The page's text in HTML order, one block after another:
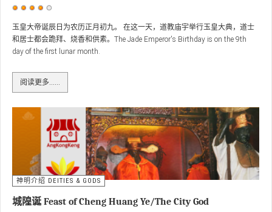
用
户
评
价： 4/ 5
玉皇大帝诞辰日为农历正月初九。 在这一天，道教庙宇举行玉皇大典，道士
和居士都会跪拜、烧香和供素。The Jade Emperor's Birthday is on the 9th
day of the first lunar month.
阅读更多……
神明介绍 DEITIES & GODS
城隍诞 Feast of Cheng Huang Ye/The City God